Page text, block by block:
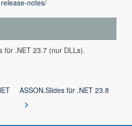
notes/
für .NET 23.7 (nur DLLs).
ASSON.Slides für .NET 23.8